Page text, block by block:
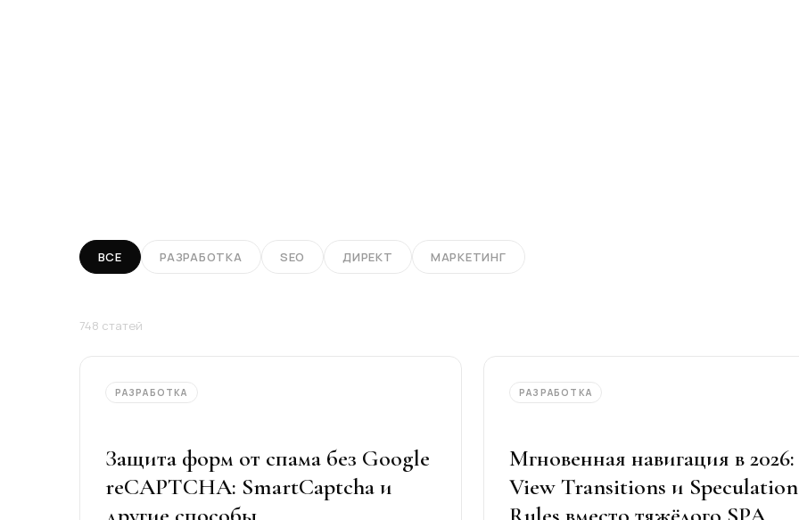
ВСЕ РАЗРАБОТКА SEO ДИРЕКТ МАРКЕТИНГ
748 статей
РАЗРАБОТКА
Защита форм от спама без Google
reCAPTCHA: SmartCaptcha и
РАЗРАБОТКА
Мгновенная навигация в 2026:
View Transitions и Speculation